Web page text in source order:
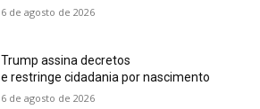
6 de agosto de 2026
Trump assina decretos
e restringe cidadania por nascimento
6 de agosto de 2026